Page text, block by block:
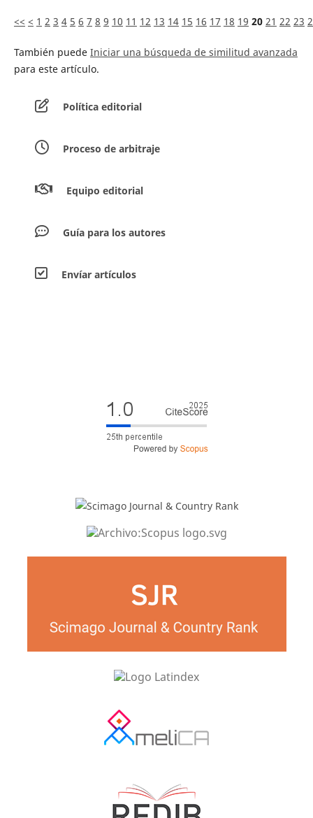
<< < 1 2 3 4 5 6 7 8 9 10 11 12 13 14 15 16 17 18 19 20 21 22 23
También puede Iniciar una búsqueda de similitud avanzada
para este artículo.
Política editorial
Proceso de arbitraje
Equipo editorial
Guía para los autores
Envíar artículos